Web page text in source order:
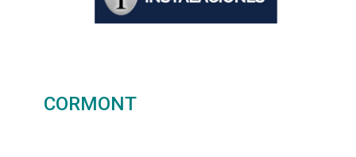
CORMONT